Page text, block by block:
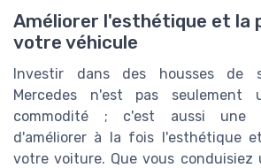
Améliorer l'esthétique et la
votre véhicule
Investir dans des housses de
Mercedes n'est pas seulement
commodité ; c'est aussi une
d'améliorer à la fois l'esthétique
votre voiture. Que vous conduisiez